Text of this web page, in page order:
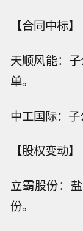
【合同中标】
天顺风能：
单。
中工国际：子
【股权变动】
立霸股份：
份。